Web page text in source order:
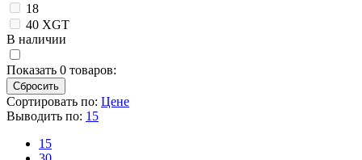
18
40 XGT
В наличии
Показать 0 товаров:
Сортировать по: Цене
Выводить по: 15
15